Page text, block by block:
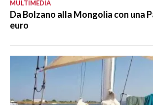
MULTIMEDIA
Da Bolzano alla Mongolia con una
euro